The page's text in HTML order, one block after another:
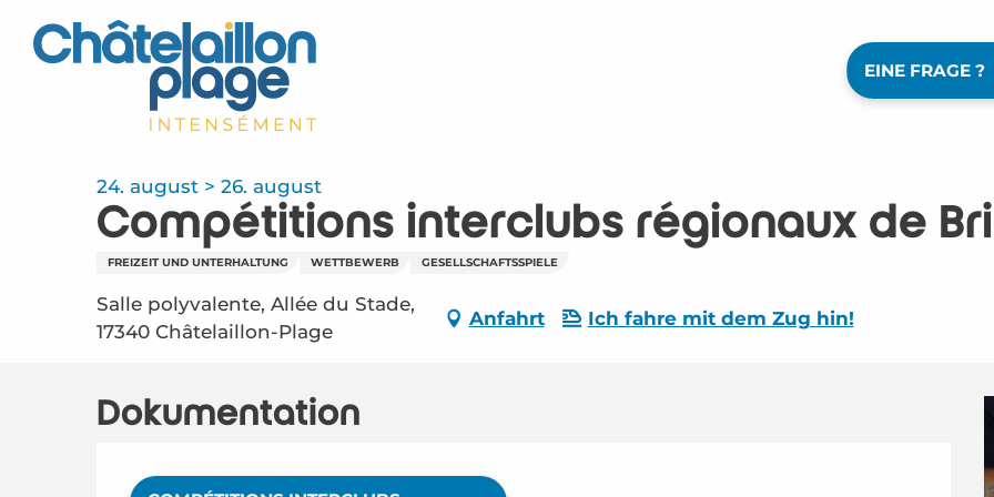
contenu
EINE FRAGE ?
24. august > 26. august
Compétitions interclubs régionaux de
FREIZEIT UND UNTERHALTUNG WETTBEWERB GESELLSCHAFTSSPIELE
Salle polyvalente, Allée du Stade,
17340 Châtelaillon-Plage
Anfahrt Ich fahre mit dem Zug hin!
Dokumentation